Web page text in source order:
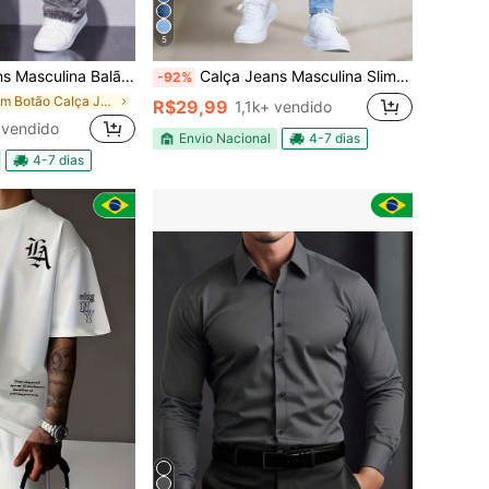
Streetwear Oversized Rapper Ganga Estilo Skatista Folgadas
em Botão Calça Jeans Masculina
4-7 dias
5
-92% Calça Jeans Masculina Slim Destroyed Moda Linha Premium Original Elastano Roupas direto da fábrica Envio em 24 horas
R$29,99 1,1k+ vendido
Envio Nacional 4-7 dias